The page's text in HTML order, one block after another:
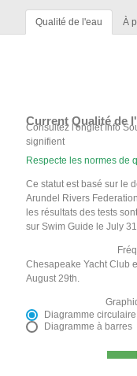
Qualité de l'eau À
Current Qualité de
Consultez l'onglet Info
signifient
Respecte les normes de
Ce statut est basé sur le
Arundel Rivers
les résultats des tests
sur Swim Guide le July
Chesapeake Yacht Club
August 29th.
Diagramme circulaire
Diagramme à barres